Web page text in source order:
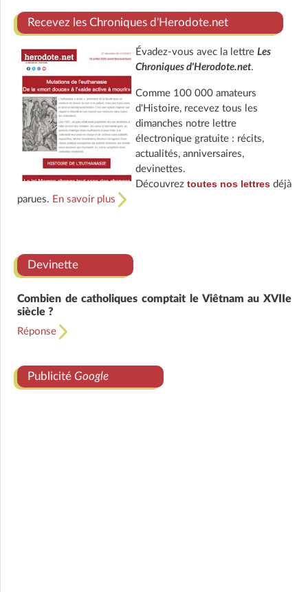
Recevez les Chroniques d'Herodote.net
Évadez-vous avec la lettre Les
Chroniques d'Herodote.net.
Comme 100 000 amateurs
d'Histoire, recevez tous les
dimanches notre lettre
électronique gratuite : récits,
actualités, anniversaires,
devinettes.
Découvrez toutes nos lettresdéjà
parues. En savoir plus
Devinette
Combien de catholiques comptait le Viêtnam au XVIIe
siècle ?
Réponse
Publicité Google